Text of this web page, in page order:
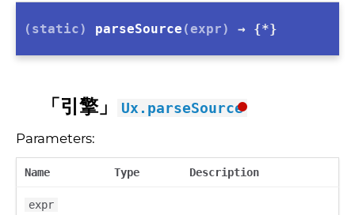
(static) parseSource (expr) → {*}
「引擎」 Ux.parseSource
Parameters:
Name Type Description
expr